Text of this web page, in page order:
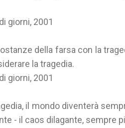
giorni, 2001
della farsa con la
la tragedia.
giorni, 2001
il mondo diventerà
- il caos dilagante, sempre